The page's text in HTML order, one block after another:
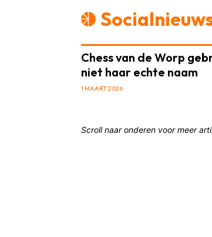
Chess van de Worp
niet haar echte naam
1 MAART 2026
Scroll naar onderen voor meer